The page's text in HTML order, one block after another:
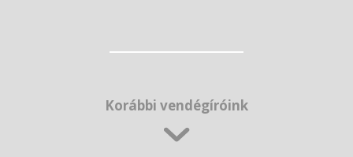
Korábbi vendégíróink